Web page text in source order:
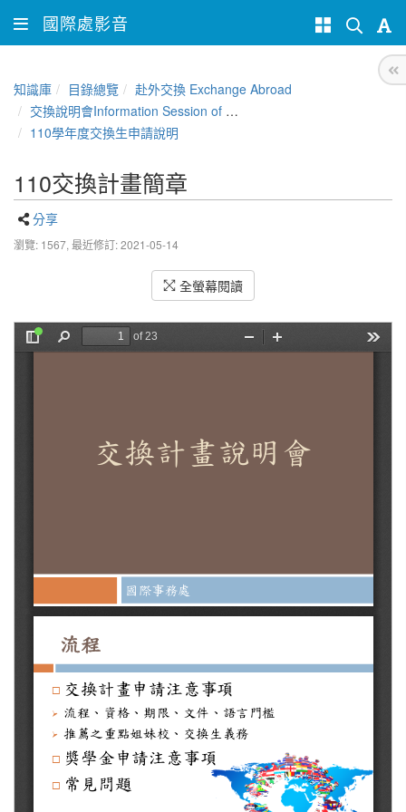
國際處影音
知識庫 目錄總覽
赴外交換 Exchange Abroad
交換說明會Information Session of NCHU Exchange Program
110學年度交換生申請說明
110交換計畫簡章
分享
瀏覽: 1567, 最近修訂: 2021-05-14
全螢幕閱讀